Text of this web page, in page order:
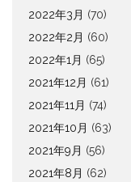
2022年3月 (70)
2022年2月 (60)
2022年1月 (65)
2021年12月 (61)
2021年11月 (74)
2021年10月 (63)
2021年9月 (56)
2021年8月 (62)